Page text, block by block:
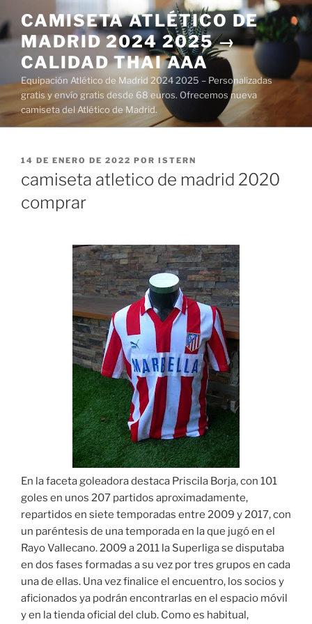
al
contenido
CAMISETA ATLÉTICO DE
MADRID 2024 2025 →
CALIDAD THAI AAA
Equipación Atlético de Madrid 2024 2025 – Personalizadas
gratis y envío gratis desde 68 euros. Ofrecemos nueva
camiseta del Atlético de Madrid.
PUBLICADO
14 DE ENERO DE 2022 POR ISTERN
camiseta atletico de madrid 2020
comprar
En la faceta goleadora destaca Priscila Borja, con 101
goles en unos 207 partidos aproximadamente,
repartidos en siete temporadas entre 2009 y 2017, con
un paréntesis de una temporada en la que jugó en el
Rayo Vallecano. 2009 a 2011 la Superliga se disputaba
en dos fases formadas a su vez por tres grupos en cada
una de ellas. Una vez finalice el encuentro, los socios y
aficionados ya podrán encontrarlas en el espacio móvil
y en la tienda oficial del club. Como es habitual,